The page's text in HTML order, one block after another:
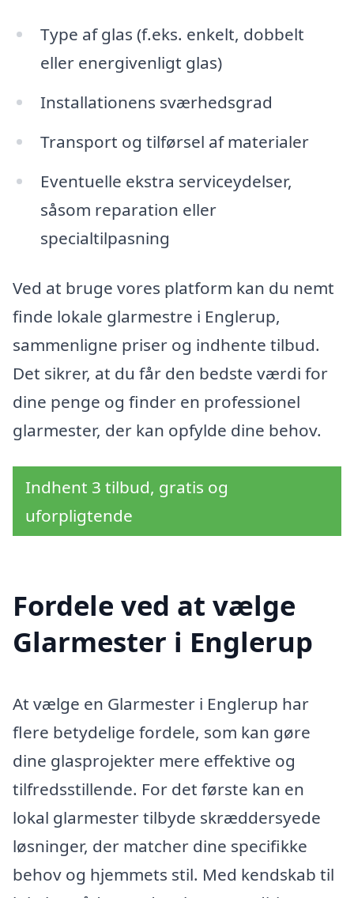
Type af glas (f.eks. enkelt, dobbelt
eller energivenligt glas)
Installationens sværhedsgrad
Transport og tilførsel af materialer
Eventuelle ekstra serviceydelser,
såsom reparation eller
specialtilpasning
Ved at bruge vores platform kan du nemt
finde lokale glarmestre i Englerup,
sammenligne priser og indhente tilbud.
Det sikrer, at du får den bedste værdi for
dine penge og finder en professionel
glarmester, der kan opfylde dine behov.
Indhent 3 tilbud, gratis og
uforpligtende
Fordele ved at vælge
Glarmester i Englerup
At vælge en Glarmester i Englerup har
flere betydelige fordele, som kan gøre
dine glasprojekter mere effektive og
tilfredsstillende. For det første kan en
lokal glarmester tilbyde skræddersyede
løsninger, der matcher dine specifikke
behov og hjemmets stil. Med kendskab til